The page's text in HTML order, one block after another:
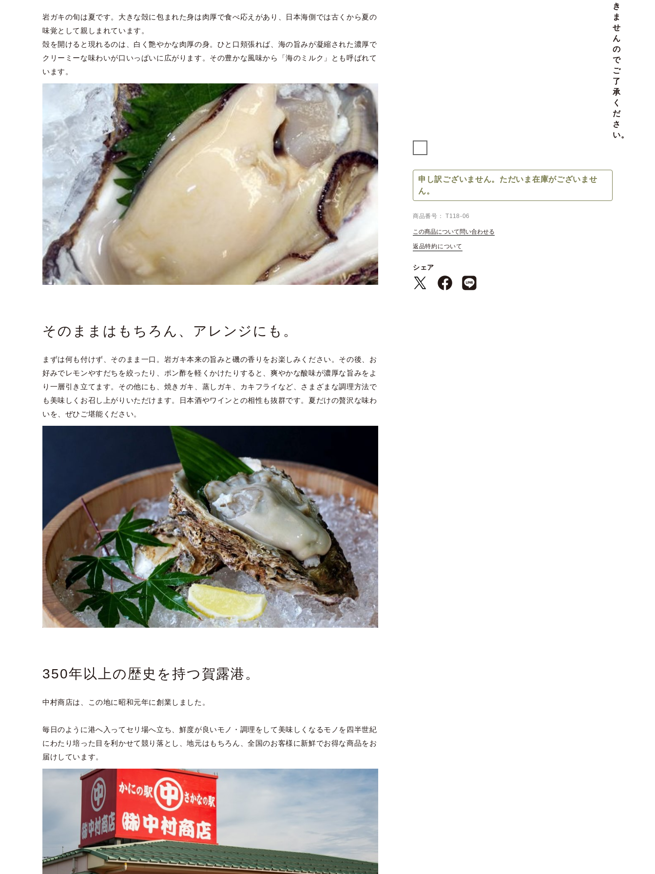
き
ま
せ
ん
の
で
ご
了
承
く
だ
さ
い。
申し訳ございません。ただいま在庫がございませ
ん。
商品番号 T118-06
この商品について問い合わせる
返品特約について
シェア
岩ガキの旬は夏です。大きな殻に包まれた身は肉厚で食べ応えがあり、日本海側では古くから夏の
味覚として親しまれています。
殻を開けると現れるのは、白く艶やかな肉厚の身。ひと口頬張れば、海の旨みが凝縮された濃厚で
クリーミーな味わいが口いっぱいに広がります。その豊かな風味から「海のミルク」とも呼ばれて
います。
そのままはもちろん、アレンジにも。
まずは何も付けず、そのまま一口。岩ガキ本来の旨みと磯の香りをお楽しみください。その後、お
好みでレモンやすだちを絞ったり、ポン酢を軽くかけたりすると、爽やかな酸味が濃厚な旨みをよ
り一層引き立てます。その他にも、焼きガキ、蒸しガキ、カキフライなど、さまざまな調理方法で
も美味しくお召し上がりいただけます。日本酒やワインとの相性も抜群です。夏だけの贅沢な味わ
いを、ぜひご堪能ください。
350年以上の歴史を持つ賀露港。
中村商店は、この地に昭和元年に創業しました。
毎日のように港へ入ってセリ場へ立ち、鮮度が良いモノ・調理をして美味しくなるモノを四半世紀
にわたり培った目を利かせて競り落とし、地元はもちろん、全国のお客様に新鮮でお得な商品をお
届けしています。